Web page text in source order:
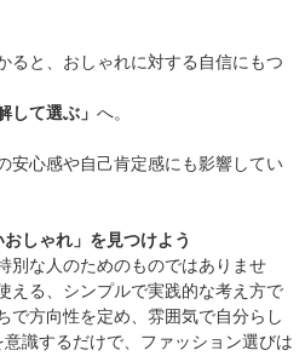
ると、おしゃれに対する自信にもつ
して選ぶ」 へ。
安心感や自己肯定感にも影響してい
しゃれ」を見つけよう
別な人のためのものではありませ
える、シンプルで実践的な考え方で
で方向性を定め、雰囲気で自分らし
識するだけで、ファッション選びは